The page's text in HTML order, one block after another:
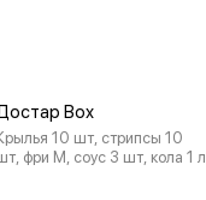
Box
10 шт, стрипсы 10
фри М, соус 3 шт, кола 1 л